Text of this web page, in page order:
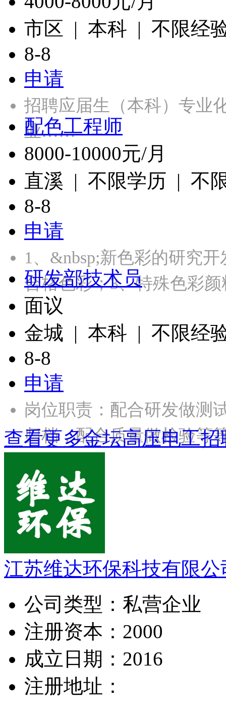
市区 | 本科 | 不限经
8-8
申请
招聘应届生（本科）专业
业……
配色工程师
8000-10000元/月
直溪 | 不限学历 | 不
8-8
申请
1、&nbsp;新色彩的研究
合格色彩；3、特殊色彩
研发部技术员
面议
金城 | 本科 | 不限经
8-8
申请
岗位职责：配合研发做测
归档，配合质量做检验
查看更多金坛高压电工招
江苏维达环保科技有限公
公司类型： 私营企业
注册资本： 2000
成立日期： 2016
注册地址：